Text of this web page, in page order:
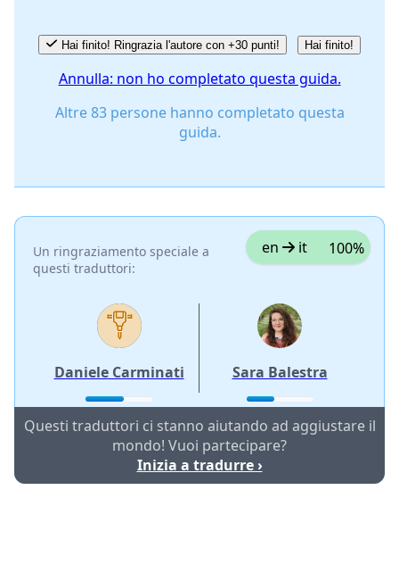
Hai finito! Ringrazia l'autore con +30 punti! Hai finito!
Annulla: non ho completato questa guida.
Altre 83 persone hanno completato questa
guida.
Un ringraziamento speciale a
questi traduttori:
en it 100%
Daniele Carminati Sara Balestra
Questi traduttori ci stanno aiutando ad aggiustare il
mondo! Vuoi partecipare?
Inizia a tradurre ›